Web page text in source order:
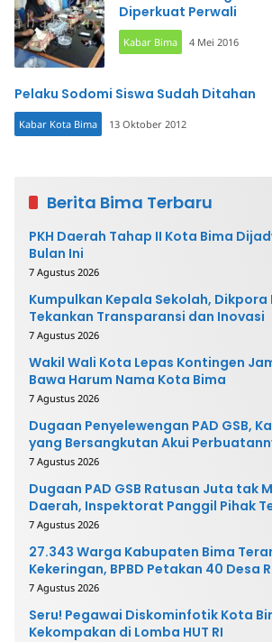
Diperkuat Perwali
Kabar Bima 4 Mei 2016
Pelaku Sodomi Siswa Sudah Ditahan
Kabar Kota Bima 13 Oktober 2012
Berita Bima Terbaru
PKH Daerah Tahap II Kota Bima
Bulan Ini
7 Agustus 2026
Kumpulkan Kepala Sekolah, Dikpora
Tekankan Transparansi dan Inovasi
7 Agustus 2026
Wakil Wali Kota Lepas Kontingen
Bawa Harum Nama Kota Bima
7 Agustus 2026
Dugaan Penyelewengan PAD GSB,
yang Bersangkutan Akui
Mengembalikan Uang
7 Agustus 2026
Dugaan PAD GSB Ratusan Juta tak
Daerah, Inspektorat Panggil Pihak
7 Agustus 2026
27.343 Warga Kabupaten Bima
Kekeringan, BPBD Petakan 40 Desa
7 Agustus 2026
Seru! Pegawai Diskominfotik Kota
Kekompakan di Lomba HUT RI